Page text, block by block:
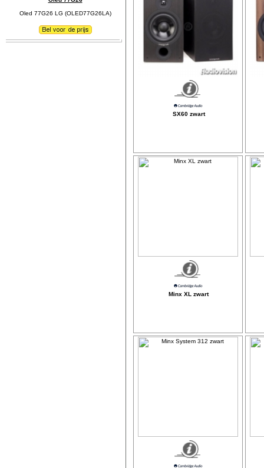
Oled 77G26 LG (OLED77G26LA)
SX60 zwart
Minx XL zwart